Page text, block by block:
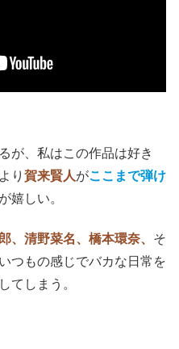
が、私はこの作品は好き
り賀来賢人がここまで弾け
嬉しい。
、清野菜名、橋本環奈、 そ
つもの感じでバカな日常を
てしまう。